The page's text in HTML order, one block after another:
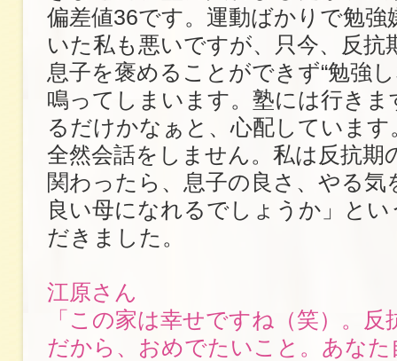
偏差値36です。運動ばかりで勉強
いた私も悪いですが、只今、反抗
息子を褒めることができず“勉強
鳴ってしまいます。塾には行きま
るだけかなぁと、心配しています
全然会話をしません。私は反抗期
関わったら、息子の良さ、やる気
良い母になれるでしょうか」と
だきました。
江原さん
「この家は幸せですね（笑）。反
だから、おめでたいこと。あなた